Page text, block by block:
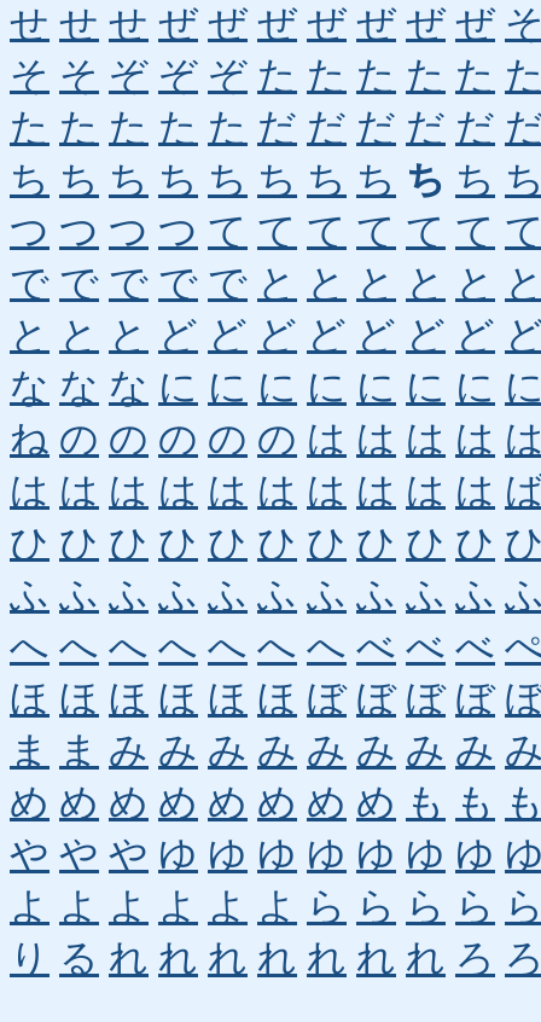
せ せ せ ぜ ぜ ぜ ぜ ぜ ぜ ぜ
そ そ ぞ ぞ ぞ た た た た た
た た た た た だ だ だ だ だ
ち ち ち ち ち ち ち ち ち ち
つ つ つ つ て て て て て て
で で で で で と と と と と
と と と ど ど ど ど ど ど ど
な な な に に に に に に に
ね の の の の の は は は は
は は は は は は は は は は
ひ ひ ひ ひ ひ ひ ひ ひ ひ ひ
ふ ふ ふ ふ ふ ふ ふ ふ ふ ふ
へ へ へ へ へ へ へ べ べ べ
ほ ほ ほ ほ ほ ほ ぼ ぼ ぼ ぼ
ま
ま み み み み み み み み
め め め め め め め め も も
や や や ゆ ゆ ゆ ゆ ゆ ゆ ゆ
よ よ よ よ よ よ ら ら ら ら
り る れ れ れ れ れ れ れ ろ